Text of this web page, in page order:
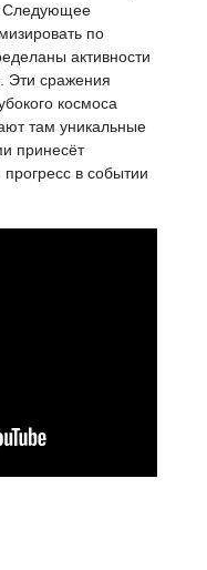
Следующее
по
активности
Эти сражения
космоса
там уникальные
принесёт
в событии